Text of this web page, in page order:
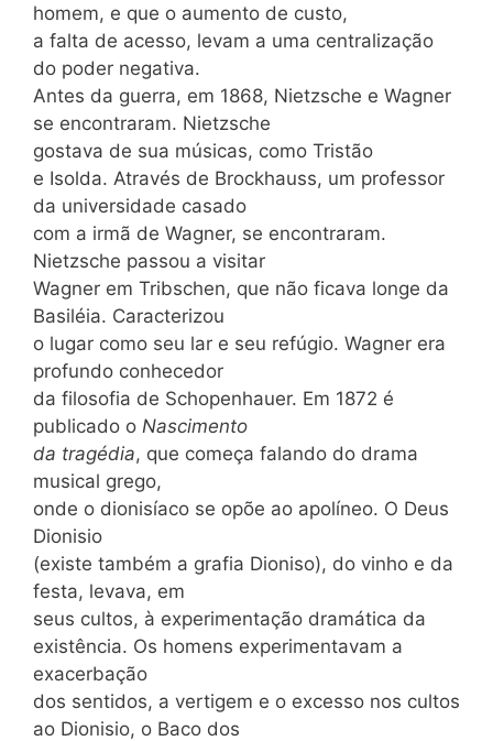
homem, e que o aumento de custo,
a falta de acesso, levam a uma centralização
do poder negativa.
Antes da guerra, em 1868, Nietzsche e Wagner
se encontraram. Nietzsche
gostava de sua músicas, como Tristão
e Isolda. Através de Brockhauss, um professor
da universidade casado
com a irmã de Wagner, se encontraram.
Nietzsche passou a visitar
Wagner em Tribschen, que não ficava longe da
Basiléia. Caracterizou
o lugar como seu lar e seu refúgio. Wagner era
profundo conhecedor
da filosofia de Schopenhauer. Em 1872 é
publicado o Nascimento
da tragédia, que começa falando do drama
musical grego,
onde o dionisíaco se opõe ao apolíneo. O Deus
Dionisio
(existe também a grafia Dioniso), do vinho e da
festa, levava, em
seus cultos, à experimentação dramática da
existência. Os homens experimentavam a
exacerbação
dos sentidos, a vertigem e o excesso nos cultos
ao Dionisio, o Baco dos